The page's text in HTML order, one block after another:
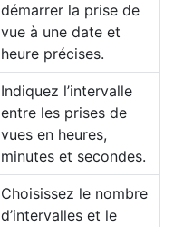
démarrer la prise de
vue à une date et
heure précises.
Indiquez l’intervalle
entre les prises de
vues en heures,
minutes et secondes.
Choisissez le nombre
d’intervalles et le